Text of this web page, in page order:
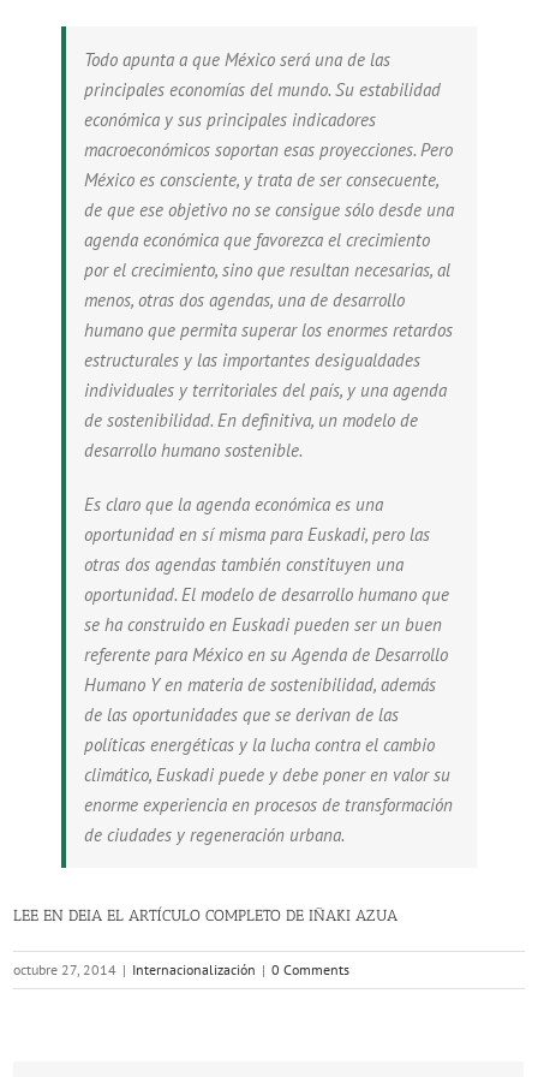
Todo apunta a que México será una de las
principales economías del mundo. Su estabilidad
económica y sus principales indicadores
macroeconómicos soportan esas proyecciones. Pero
México es consciente, y trata de ser consecuente,
de que ese objetivo no se consigue sólo desde una
agenda económica que favorezca el crecimiento
por el crecimiento, sino que resultan necesarias, al
menos, otras dos agendas, una de desarrollo
humano que permita superar los enormes retardos
estructurales y las importantes desigualdades
individuales y territoriales del país, y una agenda
de sostenibilidad. En definitiva, un modelo de
desarrollo humano sostenible.
Es claro que la agenda económica es una
oportunidad en sí misma para Euskadi, pero las
otras dos agendas también constituyen una
oportunidad. El modelo de desarrollo humano que
se ha construido en Euskadi pueden ser un buen
referente para México en su Agenda de Desarrollo
Humano Y en materia de sostenibilidad, además
de las oportunidades que se derivan de las
políticas energéticas y la lucha contra el cambio
climático, Euskadi puede y debe poner en valor su
enorme experiencia en procesos de transformación
de ciudades y regeneración urbana.
LEE EN DEIA EL ARTÍCULO COMPLETO DE IÑAKI AZUA
octubre 27, 2014 | Internacionalización | 0 Comments